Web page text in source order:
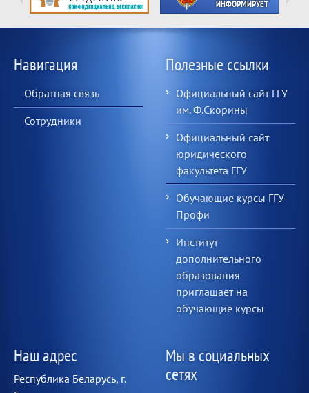
Навигация
Обратная связь
Сотрудники
Полезные ссылки
Официальный сайт ГГУ
им. Ф.Скорины
Официальный сайт
юридического
факультета ГГУ
Обучающие курсы ГГУ-
Профи
Институт
дополнительного
образования
приглашает на
обучающие курсы
Наш адрес
Республика Беларусь, г.
Мы в социальных
сетях